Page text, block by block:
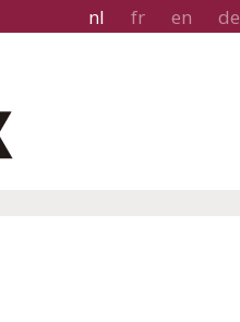
nl fr en de